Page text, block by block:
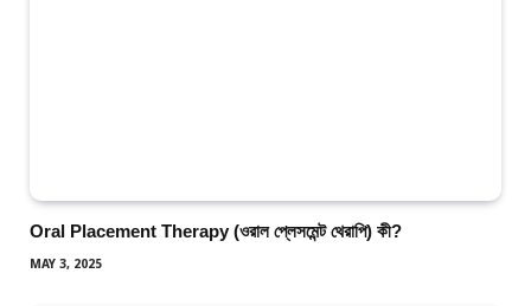
Oral Placement Therapy (ওরাল প্লেসমেন্ট থেরাপি) কী?
MAY 3, 2025